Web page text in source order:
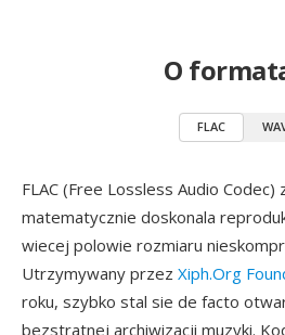
O
FLAC
FLAC (Free Lossless Audio Codec)
matematycznie doskonala
wiecej polowie rozmiaru
Utrzymywany przez Xiph.Org
roku, szybko stal sie de facto
bezstratnej archiwizacji muzyki.